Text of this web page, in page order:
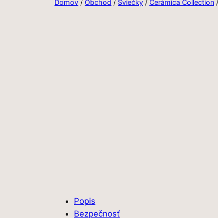
Domov / Obchod / Sviečky / Cerámica Collection
Popis
Bezpečnosť